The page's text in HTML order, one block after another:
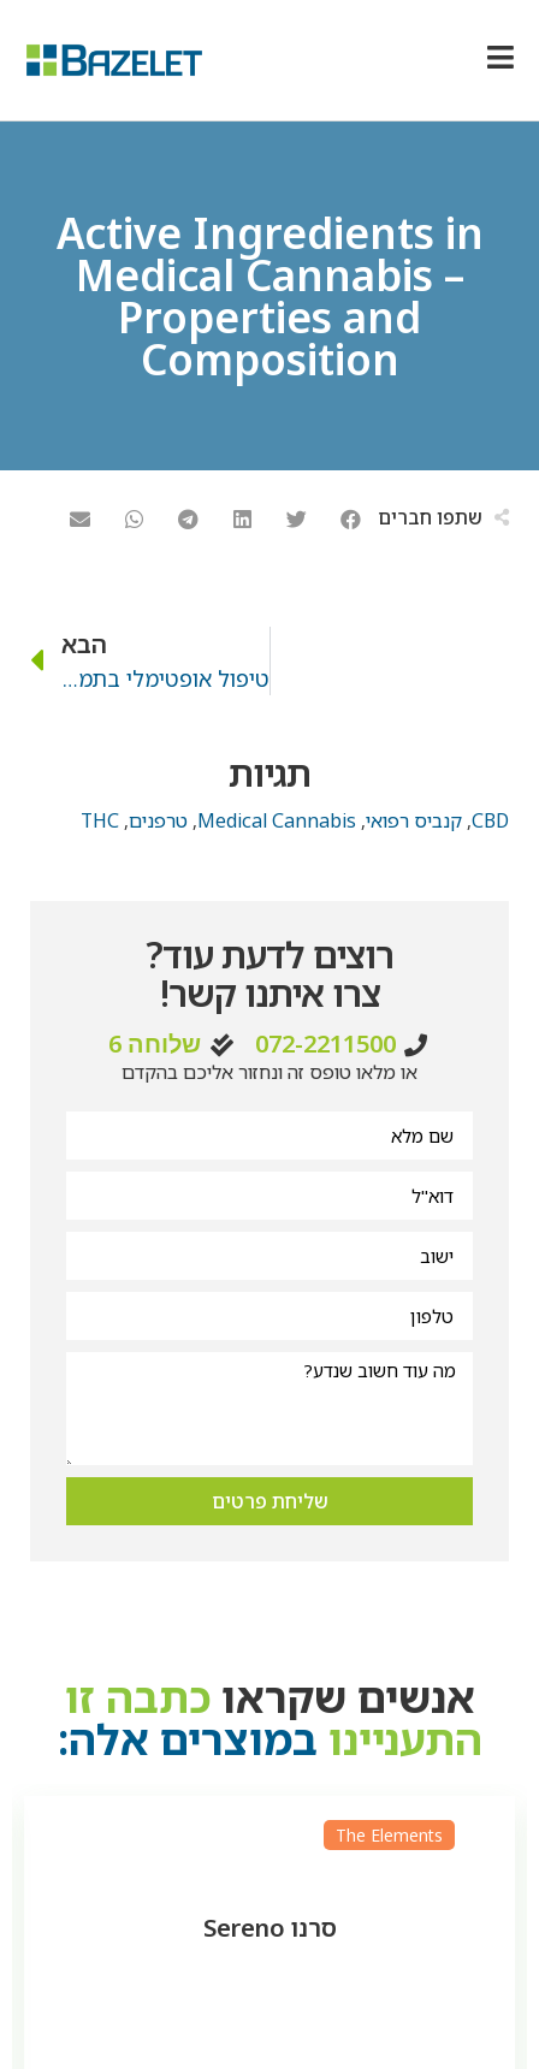
Active Ingredients in
Medical Cannabis –
Properties and
Composition
שתפו חברים
הבא
טיפול אופטימלי בתמציות קנביס מושג על ידי קביעת תכולת הטרפנים
תגיות
CBD
, קנביס רפואי,
Medical Cannabis
, טרפנים,
THC
רוצים לדעת עוד?
צרו איתנו קשר!
072-2211500 שלוחה 6
או מלאו טופס זה ונחזור אליכם בהקדם
שליחת פרטים
אנשים שקראוכתבה זו
התעניינו במוצרים אלה:
The Elements
סרנו Sereno